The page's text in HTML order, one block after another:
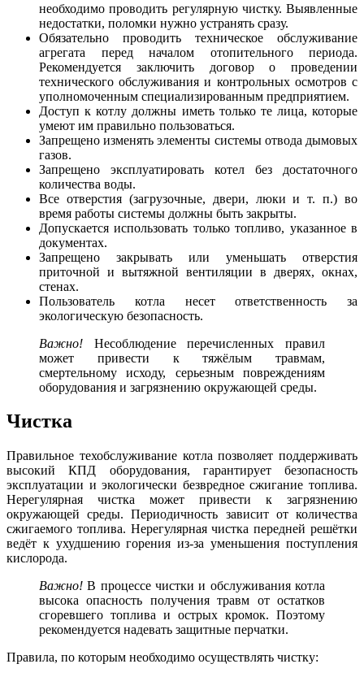
необходимо проводить регулярную чистку. Выявленные
недостатки, поломки нужно устранять сразу.
Обязательно проводить техническое обслуживание
агрегата перед началом отопительного периода.
Рекомендуется заключить договор о проведении
технического обслуживания и контрольных осмотров с
уполномоченным специализированным предприятием.
Доступ к котлу должны иметь только те лица, которые
умеют им правильно пользоваться.
Запрещено изменять элементы системы отвода дымовых
газов.
Запрещено эксплуатировать котел без достаточного
количества воды.
Все отверстия (загрузочные, двери, люки и т. п.) во
время работы системы должны быть закрыты.
Допускается использовать только топливо, указанное в
документах.
Запрещено закрывать или уменьшать отверстия
приточной и вытяжной вентиляции в дверях, окнах,
стенах.
Пользователь котла несет ответственность за
экологическую безопасность.
Важно! Несоблюдение перечисленных правил
может привести к тяжёлым травмам,
смертельному исходу, серьезным повреждениям
оборудования и загрязнению окружающей среды.
Чистка
Правильное техобслуживание котла позволяет поддерживать
высокий КПД оборудования, гарантирует безопасность
эксплуатации и экологически безвредное сжигание топлива.
Нерегулярная чистка может привести к загрязнению
окружающей среды. Периодичность зависит от количества
сжигаемого топлива. Нерегулярная чистка передней решётки
ведёт к ухудшению горения из-за уменьшения поступления
кислорода.
Важно!В процессе чистки и обслуживания котла
высока опасность получения травм от остатков
сгоревшего топлива и острых кромок. Поэтому
рекомендуется надевать защитные перчатки.
Правила, по которым необходимо осуществлять чистку: